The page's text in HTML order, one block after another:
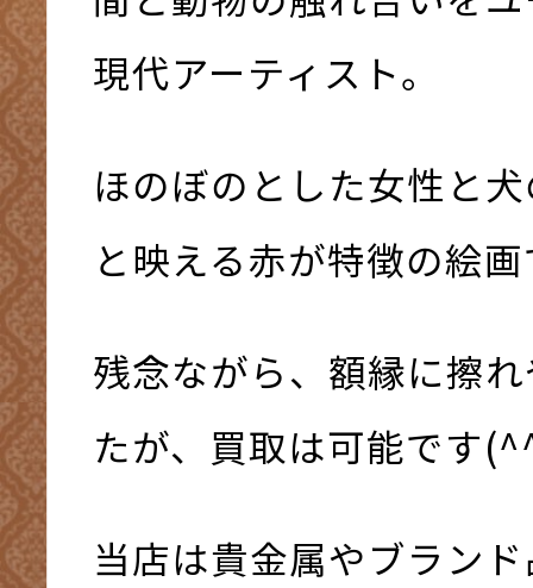
現代アーティスト。
ほのぼのとした女性と
と映える赤が特徴の絵
残念ながら、額縁に擦
たが、買取は可能です
当店は貴金属やブラン